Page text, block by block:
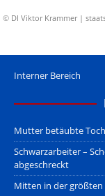
© DI Viktor Krammer |
Interner Bereich
Mutter betäubte
Schwarzarbeiter –
abgeschreckt
Mitten in der größten